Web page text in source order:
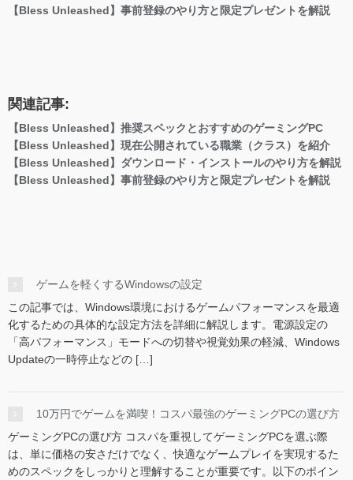
【Bless Unleashed】事前登録のやり方と限定プレゼントを解説
関連記事:
【Bless Unleashed】推奨スペックとおすすめのゲーミングPC
【Bless Unleashed】現在公開されている職業（クラス）を紹介
【Bless Unleashed】ダウンロード・インストールのやり方を解説
【Bless Unleashed】事前登録のやり方と限定プレゼントを解説
ゲームを軽くするWindowsの設定
この記事では、Windows環境におけるゲームパフォーマンスを最適
化するための具体的な設定方法を詳細に解説します。電源設定の
「高パフォーマンス」モードへの切替や視覚効果の軽減、Windows
Updateの一時停止などの […]
10万円でゲームを満喫！コスパ最強のゲーミングPCの選び方
ゲーミングPCの選び方 コスパを重視してゲーミングPCを選ぶ際
は、単に価格の安さだけでなく、快適なゲームプレイを実現するた
めのスペックをしっかりと理解することが重要です。以下のポイン